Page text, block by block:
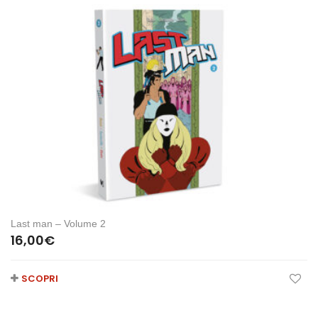
Last man – Volume 2
16,00€
SCOPRI